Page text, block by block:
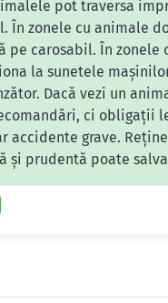
pot traversa
zonele cu animale
pe carosabil. În
la sunetele
Dacă vezi un
ci obligații
accidente grave.
și prudentă poate